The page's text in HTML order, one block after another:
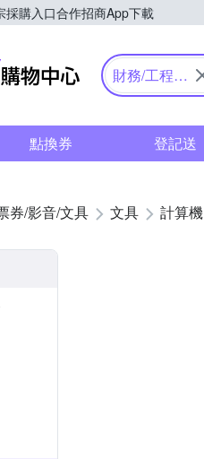
採購入口合作招商App下載
Yahoo購物中心
財務/工程/
點換券 登記送
券/影音/文具 文具 計算機